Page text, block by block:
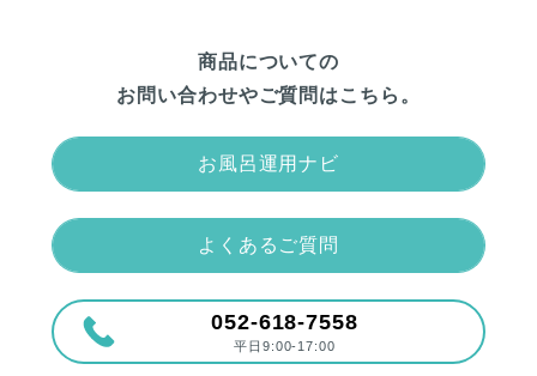
商品についての
お問い合わせやご質問はこちら。
お風呂運用ナビ
よくあるご質問
052-618-7558
平日9:00-17:00